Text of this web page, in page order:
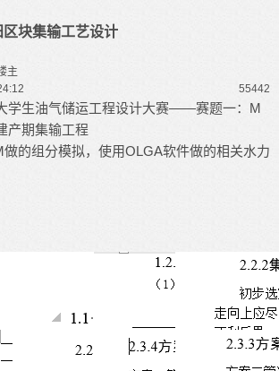
块集输工艺设计
主
55442
学生油气储运工程设计大赛——赛题一：M
产期集输工程
的组分模拟，使用OLGA软件做的相关水力